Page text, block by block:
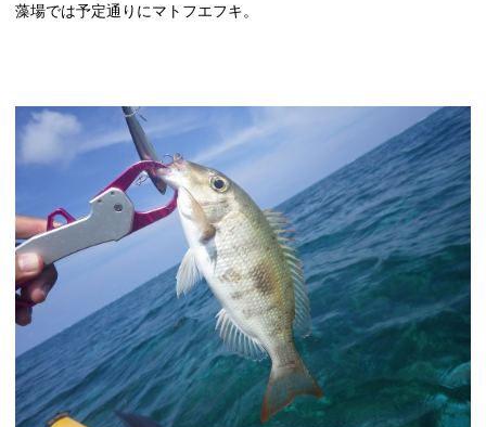
藻場では予定通りにマトフエフキ。